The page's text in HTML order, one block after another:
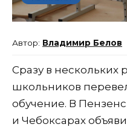
Владимир Белов
Сразу в нескольких
школьников
обучение. В
и Чебоксарах